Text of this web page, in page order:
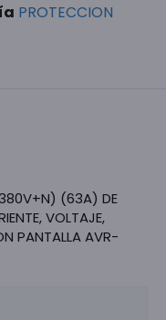
PROTECCION
(63A) DE
VOLTAJE,
PANTALLA AVR-